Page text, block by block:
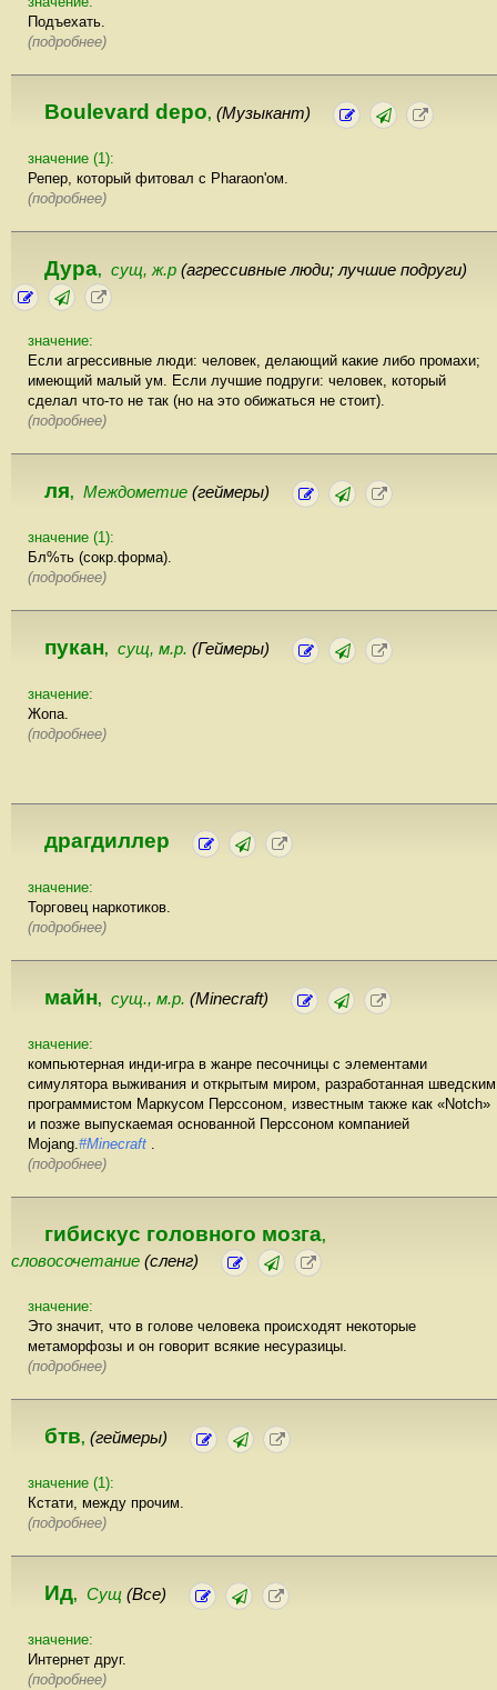
Подъехать.
(подробнее)
Boulevard depo, (Музыкант)
значение (1):
Репер, который фитовал с Pharaon'ом.
(подробнее)
Дура, сущ, ж.р (агрессивные люди; лучшие подруги)
значение:
Если агрессивные люди: человек, делающий какие либо промахи;
имеющий малый ум. Если лучшие подруги: человек, который
сделал что-то не так (но на это обижаться не стоит).
(подробнее)
ля, Междометие (геймеры)
значение (1):
Бл%ть (сокр.форма).
(подробнее)
пукан, сущ, м.р. (Геймеры)
значение:
Жопа.
(подробнее)
драгдиллер
значение:
Торговец наркотиков.
(подробнее)
майн, сущ., м.р. (Minecraft)
значение:
компьютерная инди-игра в жанре песочницы с элементами
симулятора выживания и открытым миром, разработанная шведским
программистом Маркусом Перссоном, известным также как «Notch»
и позже выпускаемая основанной Перссоном компанией
Mojang.#Minecraft .
(подробнее)
гибискус головного мозга,
словосочетание (сленг)
значение:
Это значит, что в голове человека происходят некоторые
метаморфозы и он говорит всякие несуразицы.
(подробнее)
бтв, (геймеры)
значение (1):
Кстати, между прочим.
(подробнее)
Ид, Сущ (Все)
значение:
Интернет друг.
(подробнее)